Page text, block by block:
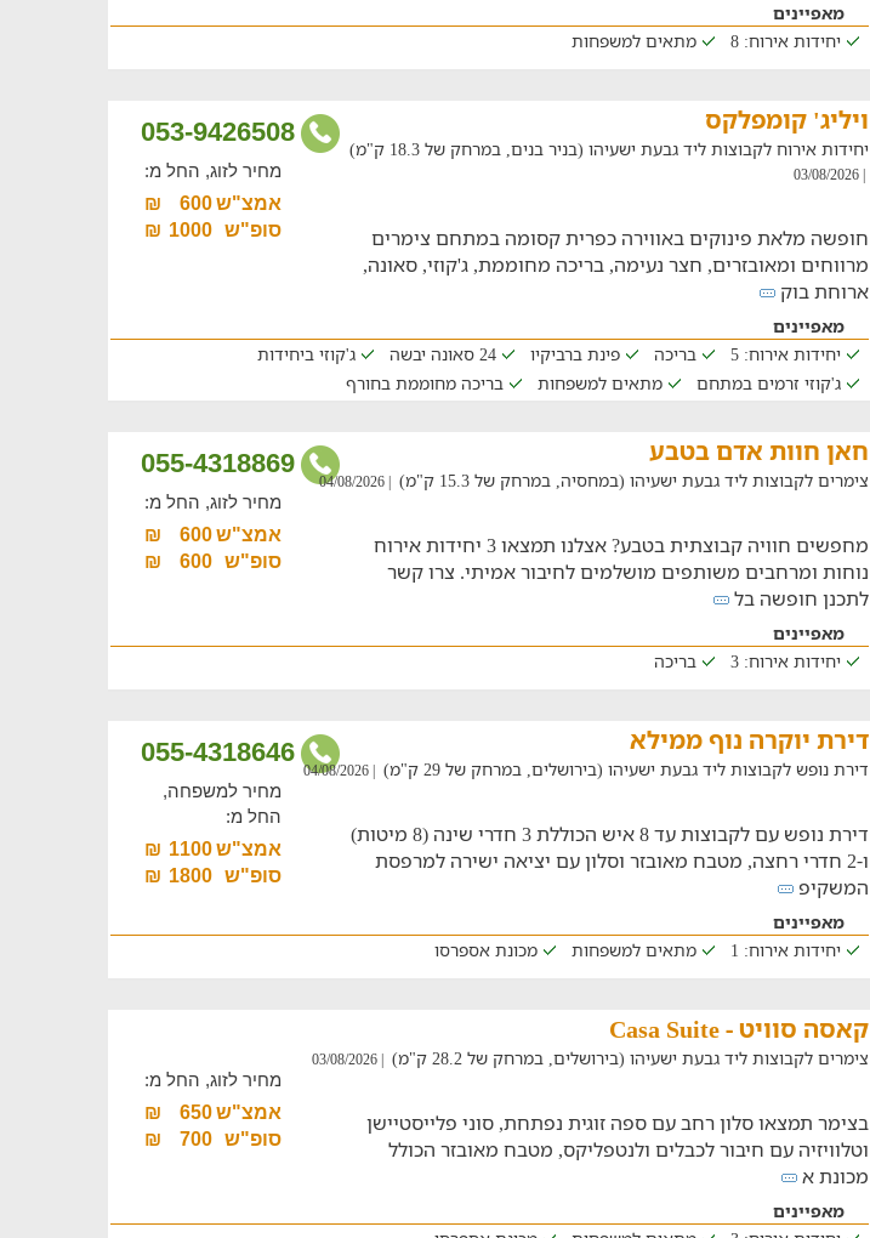
מאפיינים
יחידות אירוח: 8
מתאים למשפחות
053-9426508 ויליג' קומפלקס
יחידות אירוח לקבוצות ליד גבעת ישעיהו (בניר בנים, במרחק של 18.3 ק"מ)
| 03/08/2026
חופשה מלאת פינוקים באווירה כפרית קסומה במתחם צימרים
מרווחים ומאובזרים, חצר נעימה, בריכה מחוממת, ג'קוזי, סאונה,
ארוחת בוק
מחיר לזוג, החל מ:
אמצ"ש600
₪
סופ"ש
1000
₪
מאפיינים
יחידות אירוח: 5
בריכה פינת ברביקיו 24 סאונה יבשה
ג'קוזי ביחידות
ג'קוזי זרמים במתחם
מתאים למשפחות בריכה מחוממת בחורף
055-4318869 חאן חוות אדם בטבע
צימרים לקבוצות ליד גבעת ישעיהו (במחסיה, במרחק של 15.3 ק"מ) | 04/08/2026
מחפשים חוויה קבוצתית בטבע? אצלנו תמצאו 3 יחידות אירוח
נוחות ומרחבים משותפים מושלמים לחיבור אמיתי. צרו קשר
לתכנן חופשה בל
מחיר לזוג, החל מ:
אמצ"ש600
₪
סופ"ש
600
₪
מאפיינים
יחידות אירוח: 3
בריכה
055-4318646 דירת יוקרה נוף ממילא
דירת נופש לקבוצות ליד גבעת ישעיהו (בירושלים, במרחק של 29 ק"מ) | 04/08/2026
דירת נופש עם לקבוצות עד 8 איש הכוללת 3 חדרי שינה (8 מיטות)
ו-2 חדרי רחצה, מטבח מאובזר וסלון עם יציאה ישירה למרפסת
המשקיפ
מחיר למשפחה,
החל מ:
אמצ"ש1100
₪
סופ"ש
1800
₪
מאפיינים
יחידות אירוח: 1
מתאים למשפחות מכונת אספרסו
קאסה סוויט - Casa Suite
צימרים לקבוצות ליד גבעת ישעיהו (בירושלים, במרחק של 28.2 ק"מ) | 03/08/2026
בצימר תמצאו סלון רחב עם ספה זוגית נפתחת, סוני פלייסטיישן
וטלוויזיה עם חיבור לכבלים ולנטפליקס, מטבח מאובזר הכולל
מכונת א
מחיר לזוג, החל מ:
אמצ"ש650
₪
סופ"ש
700
₪
מאפיינים